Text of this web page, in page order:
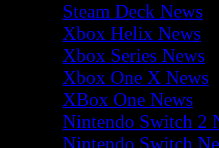
Steam Deck News
Xbox Helix News
Xbox Series News
Xbox One X News
XBox One News
Nintendo Switch 2
Nintendo Switch